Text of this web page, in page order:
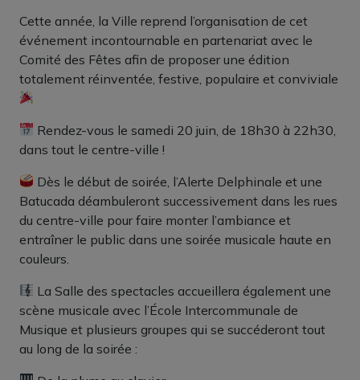
Cette année, la Ville reprend l’organisation de cet
événement incontournable en partenariat avec le
Comité des Fêtes afin de proposer une édition
totalement réinventée, festive, populaire et conviviale
Rendez-vous le samedi 20 juin, de 18h30 à 22h30,
dans tout le centre-ville !
Dès le début de soirée, l’Alerte Delphinale et une
Batucada déambuleront successivement dans les rues
du centre-ville pour faire monter l’ambiance et
entraîner le public dans une soirée musicale haute en
couleurs.
La Salle des spectacles accueillera également une
scène musicale avec l’École Intercommunale de
Musique et plusieurs groupes qui se succéderont tout
au long de la soirée :